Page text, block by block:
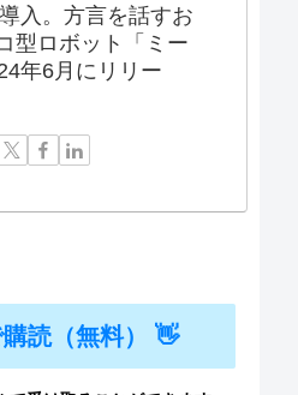
入。方言を話すお
型ロボット「ミー
年6月にリリー
読（無料） 👋